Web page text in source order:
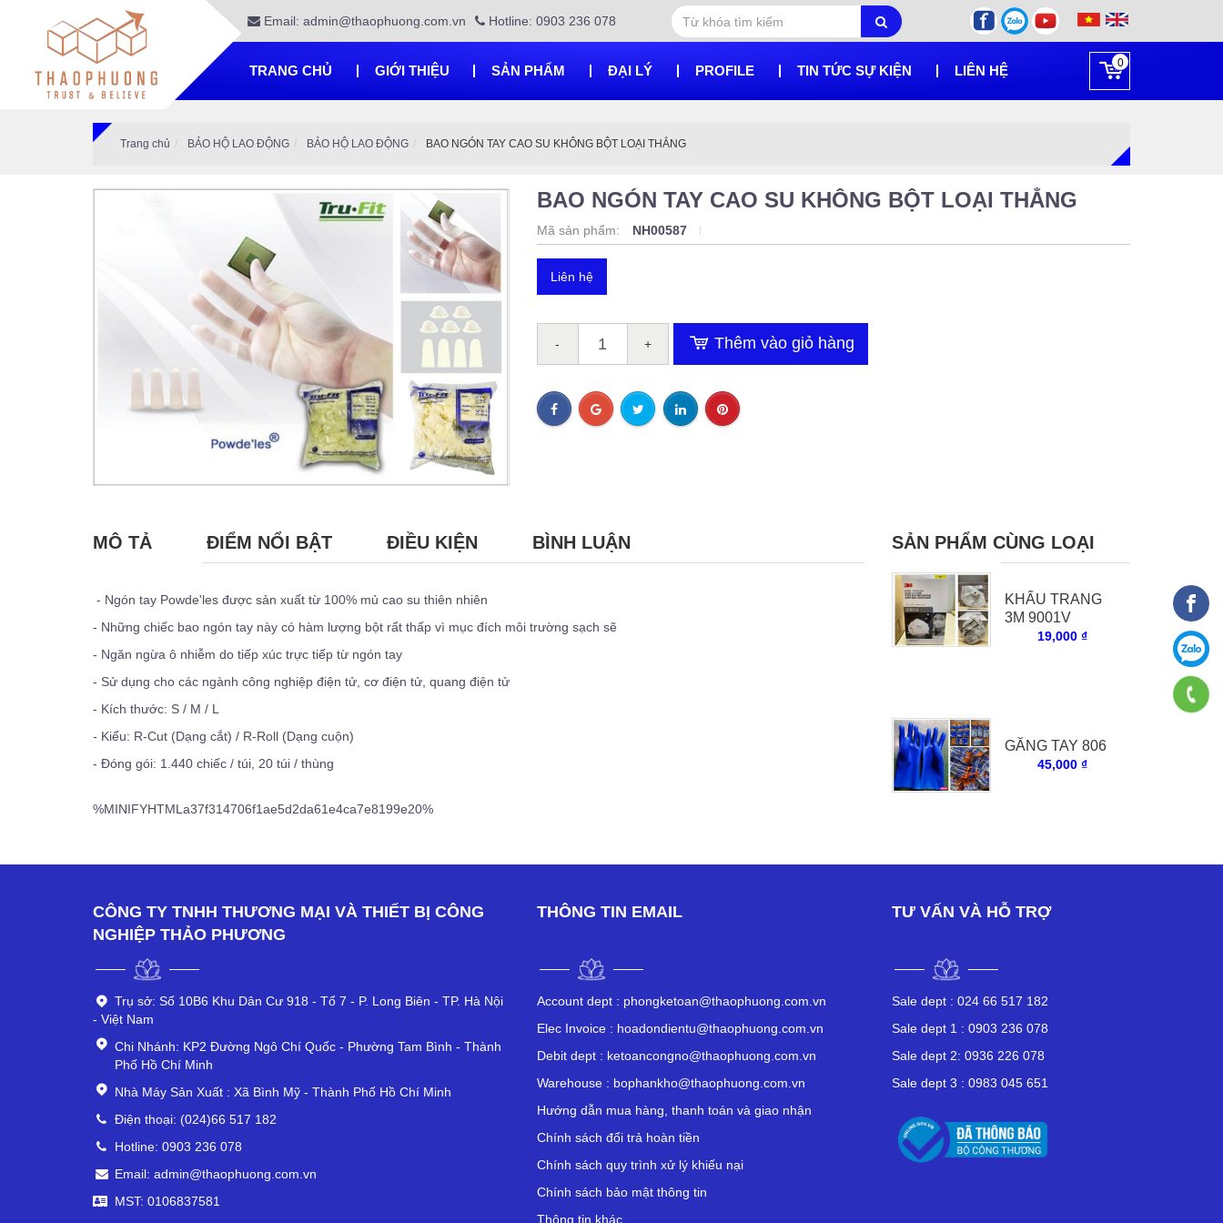
Email: admin@thaophuong.com.vn Hotline: 0903 236 078
TRANG CHỦ GIỚI THIỆU SẢN PHẨM ĐẠI LÝ PROFILE TIN TỨC SỰ KIỆN LIÊN HỆ 0
Trang chủ BẢO HỘ LAO ĐỘNG BẢO HỘ LAO ĐỘNG BAO NGÓN TAY CAO SU KHÔNG BỘT LOẠI THẲNG
BAO NGÓN TAY CAO SU KHÔNG BỘT LOẠI THẲNG
Mã sản phẩm: NH00587
Liên hệ
- + Thêm vào giỏ hàng
MÔ TẢ ĐIỂM NỔI BẬT ĐIỀU KIỆN BÌNH LUẬN
- Ngón tay Powde'les được sản xuất từ ​​100% mủ cao su thiên nhiên
- Những chiếc bao ngón tay này có hàm lượng bột rất thấp vì mục đích môi trường sạch sẽ
- Ngăn ngừa ô nhiễm do tiếp xúc trực tiếp từ ngón tay
- Sử dụng cho các ngành công nghiệp điện tử, cơ điện tử, quang điện tử
- Kích thước: S / M / L
- Kiểu: R-Cut (Dạng cắt) / R-Roll (Dạng cuộn)
- Đóng gói: 1.440 chiếc / túi, 20 túi / thùng
%MINIFYHTMLa37f314706f1ae5d2da61e4ca7e8199e20%
SẢN PHẨM CÙNG LOẠI
KHẨU TRANG
3M 9001V
19,000 ₫
GĂNG TAY 806
45,000 ₫
CÔNG TY TNHH THƯƠNG MẠI VÀ THIẾT BỊ CÔNG
NGHIỆP THẢO PHƯƠNG
Trụ sở: Số 10B6 Khu Dân Cư 918 - Tổ 7 - P. Long Biên - TP. Hà Nội
- Việt Nam
Chi Nhánh: KP2 Đường Ngô Chí Quốc - Phường Tam Bình - Thành
Phố Hồ Chí Minh
Nhà Máy Sản Xuất : Xã Bình Mỹ - Thành Phố Hồ Chí Minh
Điện thoại: (024)66 517 182
Hotline: 0903 236 078
Email: admin@thaophuong.com.vn
MST: 0106837581
THÔNG TIN EMAIL
Account dept : phongketoan@thaophuong.com.vn
Elec Invoice : hoadondientu@thaophuong.com.vn
Debit dept : ketoancongno@thaophuong.com.vn
Warehouse : bophankho@thaophuong.com.vn
Hướng dẫn mua hàng, thanh toán và giao nhận
Chính sách đổi trả hoàn tiền
Chính sách quy trình xử lý khiếu nại
Chính sách bảo mật thông tin
Thông tin khác
TƯ VẤN VÀ HỖ TRỢ
Sale dept : 024 66 517 182
Sale dept 1 : 0903 236 078
Sale dept 2: 0936 226 078
Sale dept 3 : 0983 045 651